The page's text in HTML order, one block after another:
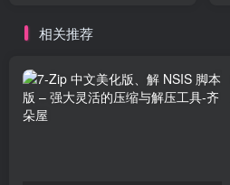
相关推荐